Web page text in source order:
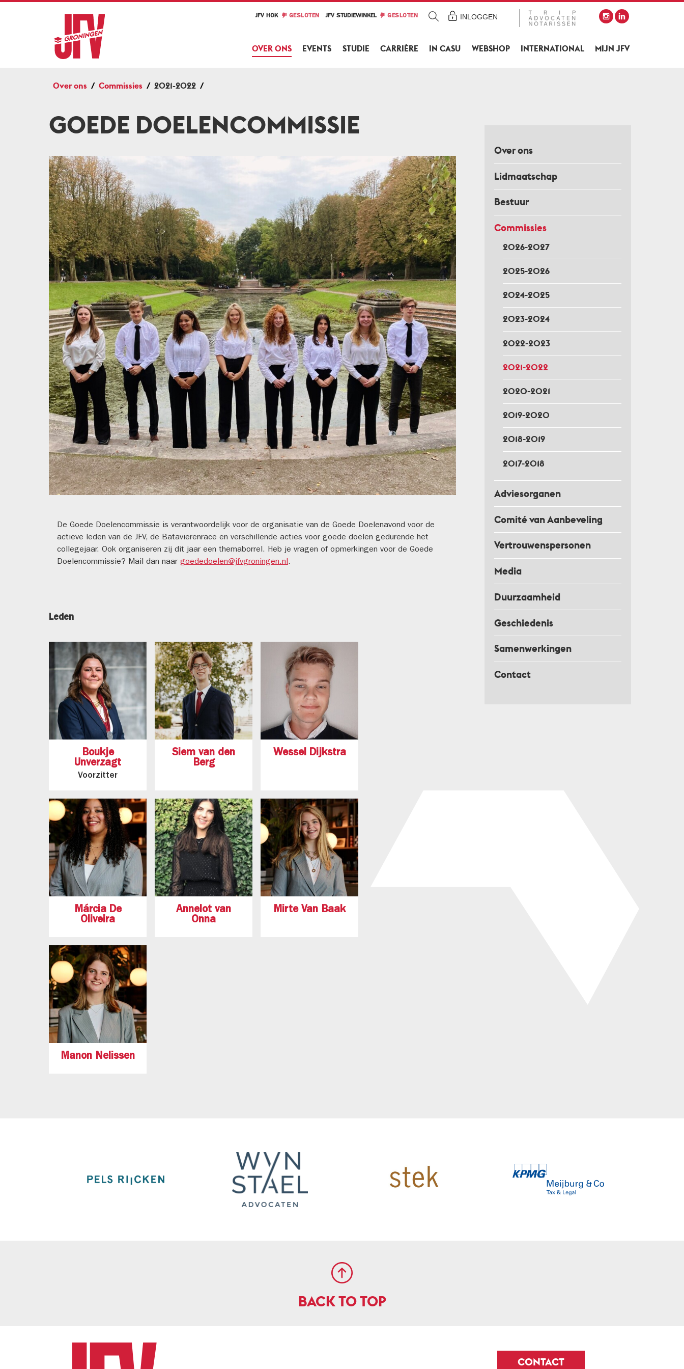
OVER ONS EVENTS STUDIE CARRIÈRE IN CASU WEBSHOP INTERNATIONAL MIJN JFV
JFV HOK GESLOTEN JFV STUDIEWINKEL GESLOTEN INLOGGEN
Over ons Commissies 2021-2022
Over ons
Lidmaatschap
Bestuur
Commissies
2026-2027
2025-2026
2024-2025
2023-2024
2022-2023
2021-2022
2020-2021
2019-2020
2018-2019
2017-2018
Adviesorganen
Comité van Aanbeveling
Vertrouwenspersonen
Media
Duurzaamheid
Geschiedenis
Samenwerkingen
Contact
GOEDE DOELENCOMMISSIE
De Goede Doelencommissie is verantwoordelijk voor de organisatie van de Goede Doelenavond voor de
actieve leden van de JFV, de Batavierenrace en verschillende acties voor goede doelen gedurende het
collegejaar. Ook organiseren zij dit jaar een themaborrel. Heb je vragen of opmerkingen voor de Goede
Doelencommissie? Mail dan naar goededoelen@jfvgroningen.nl.
Leden
Boukje
Unverzagt
Voorzitter
Siem van den
Berg
Wessel Dijkstra
Márcia De
Oliveira
Annelot van
Onna
Mirte Van Baak
Manon Nelissen
BACK TO TOP
CONTACT